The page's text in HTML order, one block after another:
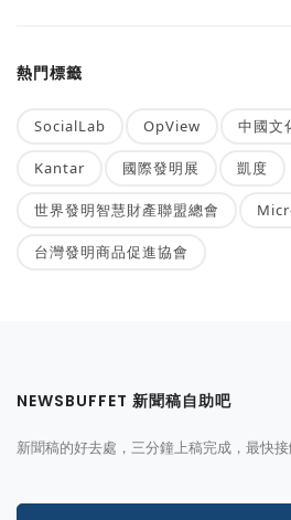
熱門標籤
SocialLab OpView 中國文
Kantar 國際發明展 凱度
世界發明智慧財產聯盟總會
台灣發明商品促進協會
NEWSBUFFET 新聞稿自助吧
新聞稿的好去處，三分鐘上稿完成，最快接